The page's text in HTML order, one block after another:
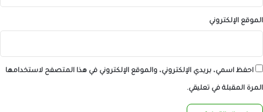
الموقع الإلكتروني
احفظ اسمي، بريدي الإلكتروني، والموقع الإلكتروني في هذا المتصفح لاستخدامها
المرة المقبلة في تعليقي.